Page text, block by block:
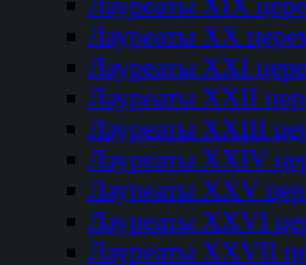
Лауреаты XX
Лауреаты XXI
Лауреаты XXII
Лауреаты XXIII
Лауреаты XXIV
Лауреаты XXV
Лауреаты XXVI
Лауреаты XXVII